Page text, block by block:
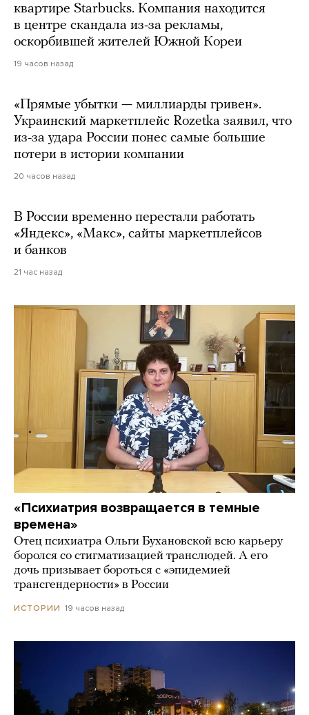
квартире Starbucks. Компания находится
в центре скандала из-за рекламы,
оскорбившей жителей Южной Кореи
19 часов назад
«Прямые убытки — миллиарды гривен».
Украинский маркетплейс Rozetka заявил, что
из-за удара России понес самые большие
потери в истории компании
20 часов назад
В России временно перестали работать
«Яндекс», «Макс», сайты маркетплейсов
и банков
21 час назад
«Психиатрия возвращается в темные
времена»
Отец психиатра Ольги Бухановской всю карьеру
боролся со стигматизацией транслюдей. А его
дочь призывает бороться с «эпидемией
трансгендерности» в России
ИСТОРИИ 19 часов назад